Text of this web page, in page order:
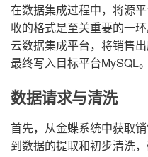
在数据集成过程中，将源
收的格式是至关重要的一
云数据集成平台，将销售
最终写入目标平台MySQL。
数据请求与清洗
首先，从金蝶系统中获取
到数据的提取和初步清洗